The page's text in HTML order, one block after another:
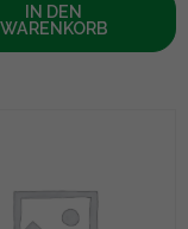
IN DEN
WARENKORB